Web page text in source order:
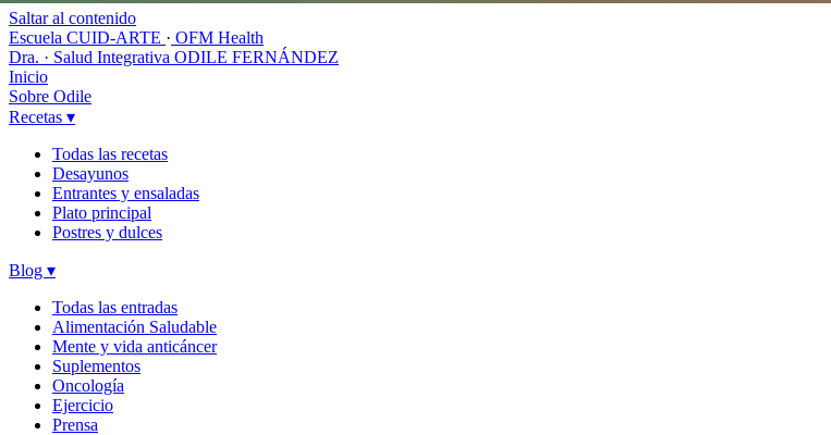
Saltar al contenido
Escuela CUID-ARTE · OFM Health
Dra. · Salud Integrativa ODILE FERNÁNDEZ
Inicio
Sobre Odile
Recetas ▾
Todas las recetas
Desayunos
Entrantes y ensaladas
Plato principal
Postres y dulces
Blog ▾
Todas las entradas
Alimentación Saludable
Mente y vida anticáncer
Suplementos
Oncología
Ejercicio
Prensa